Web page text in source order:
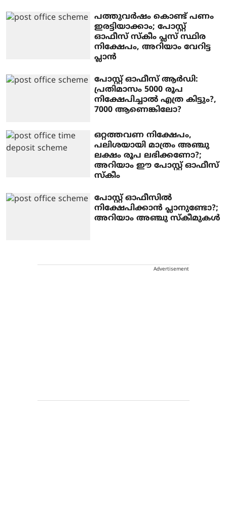
പത്തുവര്‍ഷം കൊണ്ട് പണം
ഇരട്ടിയാക്കാം; പോസ്റ്റ്
ഓഫീസ് സ്‌കീം പ്ലസ് സ്ഥിര
നിക്ഷേപം, അറിയാം വേറിട്ട
പ്ലാന്‍
പോസ്റ്റ് ഓഫീസ് ആര്‍ഡി:
പ്രതിമാസം 5000 രൂപ
നിക്ഷേപിച്ചാല്‍ എത്ര കിട്ടും?,
7000 ആണെങ്കിലോ?
ഒറ്റത്തവണ നിക്ഷേപം,
പലിശയായി മാത്രം അഞ്ചു
ലക്ഷം രൂപ ലഭിക്കണോ?;
അറിയാം ഈ പോസ്റ്റ് ഓഫീസ്
സ്‌കീം
പോസ്റ്റ് ഓഫീസില്‍
നിക്ഷേപിക്കാന്‍ പ്ലാനുണ്ടോ?;
അറിയാം അഞ്ചു സ്‌കീമുകള്‍
Advertisement